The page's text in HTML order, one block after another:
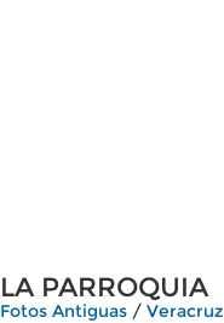
LA PARROQUIA
Fotos Antiguas / Veracruz